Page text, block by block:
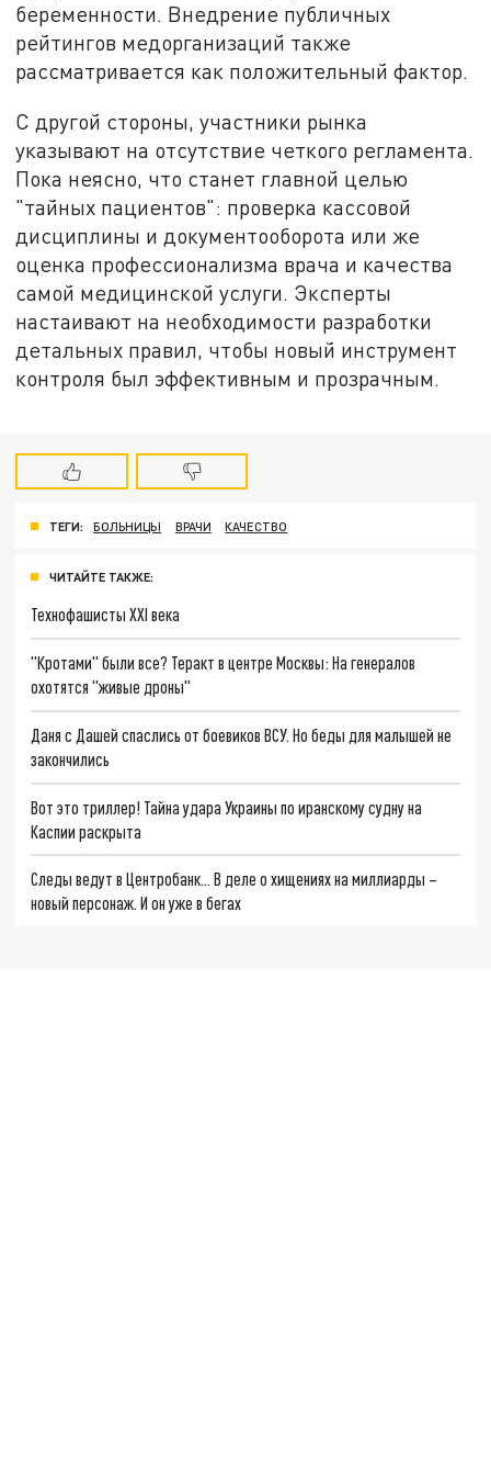
беременности. Внедрение публичных
рейтингов медорганизаций также
рассматривается как положительный фактор.
С другой стороны, участники рынка
указывают на отсутствие четкого регламента.
Пока неясно, что станет главной целью
"тайных пациентов": проверка кассовой
дисциплины и документооборота или же
оценка профессионализма врача и качества
самой медицинской услуги. Эксперты
настаивают на необходимости разработки
детальных правил, чтобы новый инструмент
контроля был эффективным и прозрачным.
ТЕГИ: БОЛЬНИЦЫ ВРАЧИ КАЧЕСТВО
ЧИТАЙТЕ ТАКЖЕ:
Технофашисты XXI века
"Кротами" были все? Теракт в центре Москвы: На генералов
охотятся "живые дроны"
Даня с Дашей спаслись от боевиков ВСУ. Но беды для малышей не
закончились
Вот это триллер! Тайна удара Украины по иранскому судну на
Каспии раскрыта
Следы ведут в Центробанк… В деле о хищениях на миллиарды –
новый персонаж. И он уже в бегах